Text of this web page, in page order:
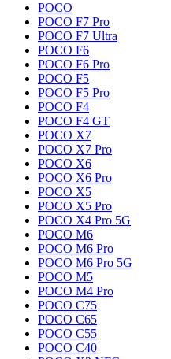
POCO
POCO F7 Pro
POCO F7 Ultra
POCO F6
POCO F6 Pro
POCO F5
POCO F5 Pro
POCO F4
POCO F4 GT
POCO X7
POCO X7 Pro
POCO X6
POCO X6 Pro
POCO X5
POCO X5 Pro
POCO X4 Pro 5G
POCO M6
POCO M6 Pro
POCO M6 Pro 5G
POCO M5
POCO M4 Pro
POCO C75
POCO C65
POCO C55
POCO C40